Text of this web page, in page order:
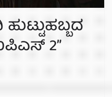
2”